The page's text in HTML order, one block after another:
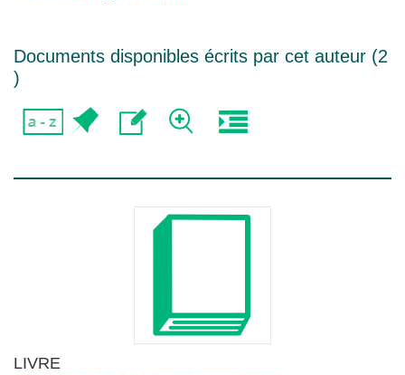
Documents disponibles écrits par cet auteur (2
)
LIVRE